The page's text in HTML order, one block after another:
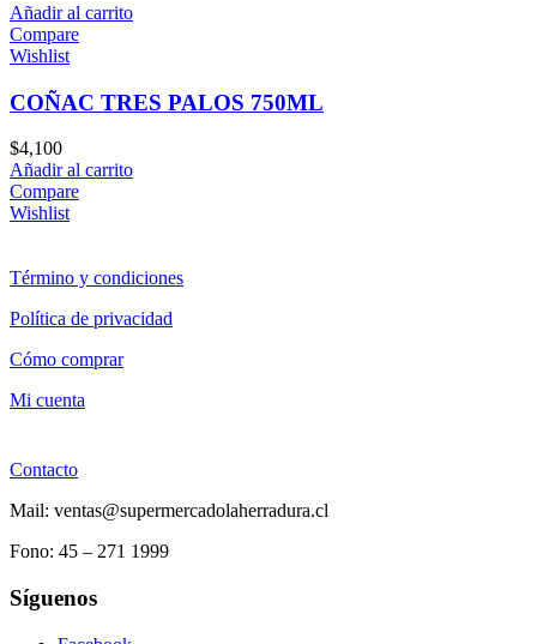
Añadir al carrito
Compare
Wishlist
COÑAC TRES PALOS 750ML
$4,100
Añadir al carrito
Compare
Wishlist
Término y condiciones
Política de privacidad
Cómo comprar
Mi cuenta
Contacto
Mail: ventas@supermercadolaherradura.cl
Fono: 45 – 271 1999
Síguenos